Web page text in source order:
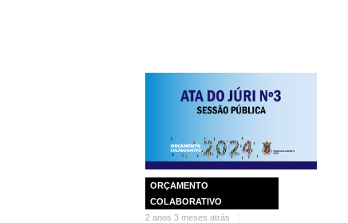
ORÇAMENTO
COLABORATIVO
2 anos 3 meses atrás